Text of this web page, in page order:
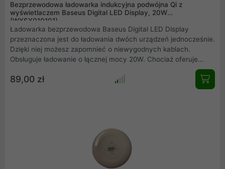
Bezprzewodowa ładowarka indukcyjna podwójna Qi z
wyświetlaczem Baseus Digital LED Display, 20W
(WXSX010101)
Ładowarka bezprzewodowa Baseus Digital LED Display
przeznaczona jest do ładowania dwóch urządzeń jednocześnie.
Dzięki niej możesz zapomnieć o niewygodnych kablach.
Obsługuje ładowanie o łącznej mocy 20W. Chociaż oferuje
iPhone, Samsung i Huawei - została również specjalnie
zoptymalizowana do ładowania urządzeń o niskiej mocy, takich
rodzaj gadżetu i dobiera optymalną moc, która pozwala na
najefektywniejsze i najbezpieczniejsze ładowanie.
89,00 zł